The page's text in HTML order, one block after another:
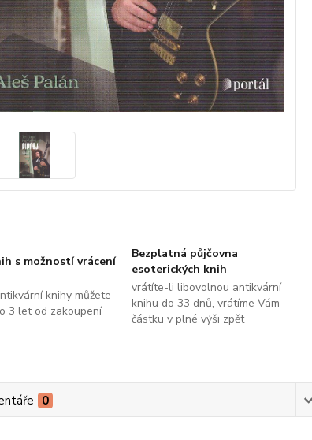
s možností vrácení
knihy můžete
3 let od zakoupení
Bezplatná půjčovna
esoterických knih
vrátíte-li libovolnou antikvární
knihu do 33 dnů, vrátíme Vám
částku v plné výši zpět
0